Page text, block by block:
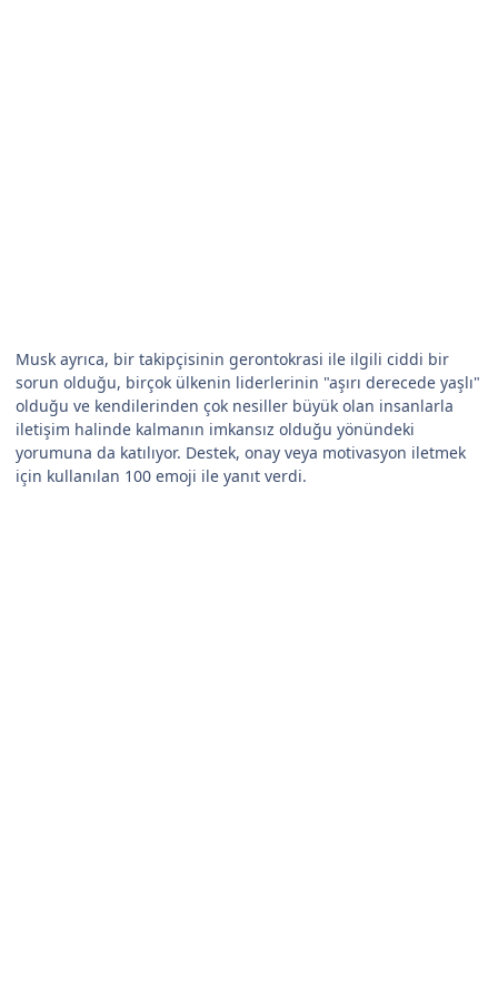
Musk ayrıca, bir takipçisinin gerontokrasi ile ilgili ciddi bir
sorun olduğu, birçok ülkenin liderlerinin "aşırı derecede yaşlı"
olduğu ve kendilerinden çok nesiller büyük olan insanlarla
iletişim halinde kalmanın imkansız olduğu yönündeki
yorumuna da katılıyor. Destek, onay veya motivasyon iletmek
için kullanılan 100 emoji ile yanıt verdi.